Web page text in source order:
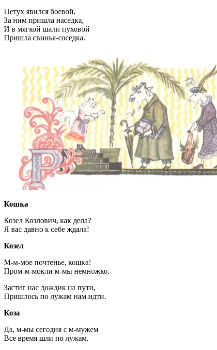
Петух явился боевой,
За ним пришла наседка,
И в мягкой шали пуховой
Пришла свинья-соседка.
Кошка
Козел Козлович, как дела?
Я вас давно к себе ждала!
Козел
М-м-мое почтенье, кошка!
Пром-м-мокли м-мы немножко.
Застиг нас дождик на пути,
Пришлось по лужам нам идти.
Коза
Да, м-мы сегодня с м-мужем
Все время шли по лужам.